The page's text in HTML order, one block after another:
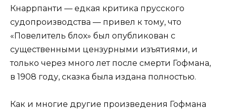
Кнаррпанти — едкая критика прусского
судопроизводства — привел к тому, что
«Повелитель блох» был опубликован с
существенными цензурными изъятиями, и
только через много лет после смерти Гофмана,
в 1908 году, сказка была издана полностью.
Как и многие другие произведения Гофмана